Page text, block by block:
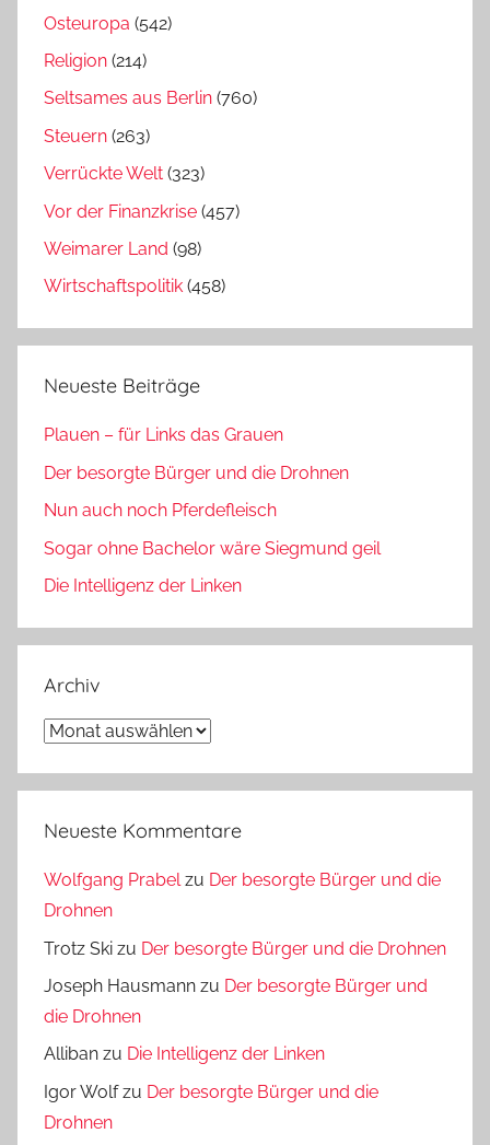
Osteuropa (542)
Religion (214)
Seltsames aus Berlin (760)
Steuern (263)
Verrückte Welt (323)
Vor der Finanzkrise (457)
Weimarer Land (98)
Wirtschaftspolitik (458)
Neueste Beiträge
Plauen – für Links das Grauen
Der besorgte Bürger und die Drohnen
Nun auch noch Pferdefleisch
Sogar ohne Bachelor wäre Siegmund geil
Die Intelligenz der Linken
Archiv
Archiv
Neueste Kommentare
Wolfgang Prabelzu Der besorgte Bürger und die
Drohnen
Trotz Ski zu Der besorgte Bürger und die Drohnen
Joseph Hausmann zu Der besorgte Bürger und
die Drohnen
Alliban zu Die Intelligenz der Linken
Igor Wolfzu Der besorgte Bürger und die
Drohnen